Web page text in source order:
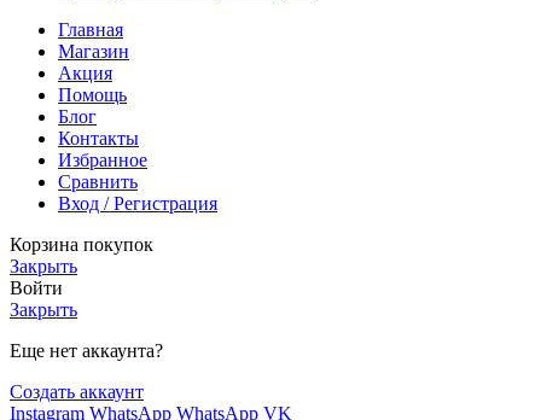
Главная
Магазин
Акция
Помощь
Блог
Контакты
Избранное
Сравнить
Вход / Регистрация
Корзина покупок
Закрыть
Войти
Закрыть
Еще нет аккаунта?
Создать аккаунт
Instagram WhatsApp WhatsApp VK